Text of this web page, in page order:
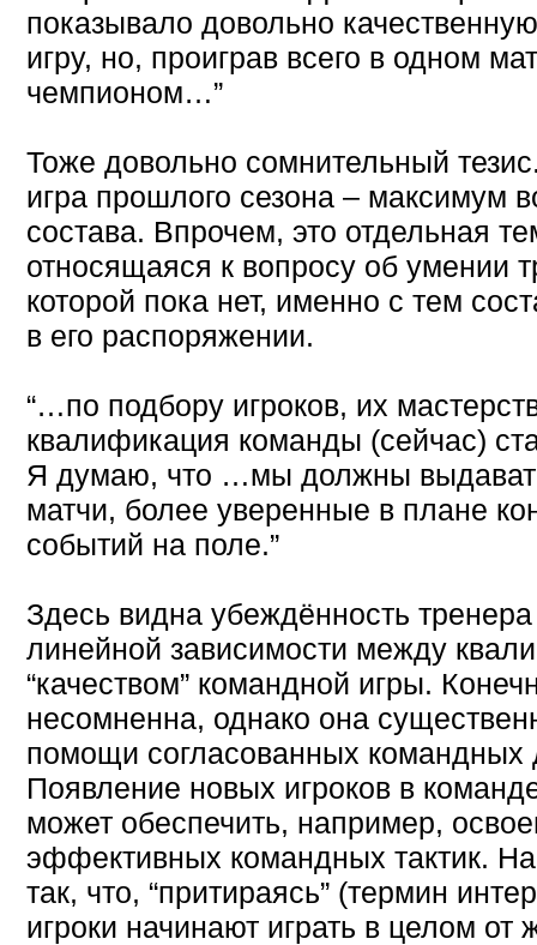
показывало довольно
игру, но, проиграв всего в одном
чемпионом…”
Тоже довольно сомнительный
игра прошлого сезона – максимум
состава. Впрочем, это отдельная
относящаяся к вопросу об умении
которой пока нет, именно с тем
в его распоряжении.
“…по подбору игроков, их
квалификация команды (сейчас)
Я думаю, что …мы должны
матчи, более уверенные в плане
событий на поле.”
Здесь видна убеждённость
линейной зависимости между
“качеством” командной игры.
несомненна, однако она
помощи согласованных командных
Появление новых игроков в
может обеспечить, например,
эффективных командных тактик.
так, что, “притираясь” (термин
игроки начинают играть в целом